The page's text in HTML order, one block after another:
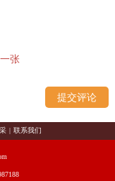
张
| 联系我们